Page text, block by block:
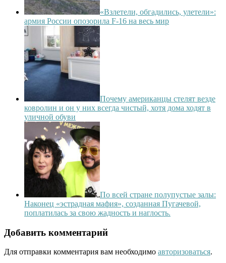
«Взлетели, обгадились, улетели»:
армия России опозорила F-16 на весь мир
Почему американцы стелят везде
ковролин и он у них всегда чистый, хотя дома ходят в
уличной обуви
По всей стране полупустые залы:
Наконец «эстрадная мафия», созданная Пугачевой,
поплатилась за свою жадность и наглость.
Добавить комментарий
Для отправки комментария вам необходимо авторизоваться.